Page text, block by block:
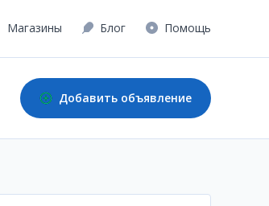
Магазины Блог Помощь
Добавить объявление